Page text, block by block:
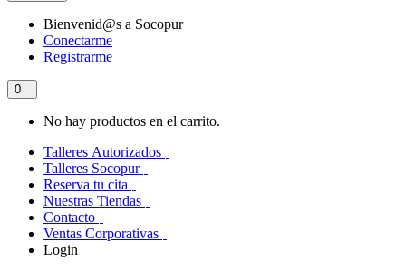
Bienvenid@s a Socopur
Conectarme
Registrarme
0
No hay productos en el carrito.
Talleres Autorizados
Talleres Socopur
Reserva tu cita
Nuestras Tiendas
Contacto
Ventas Corporativas
Login